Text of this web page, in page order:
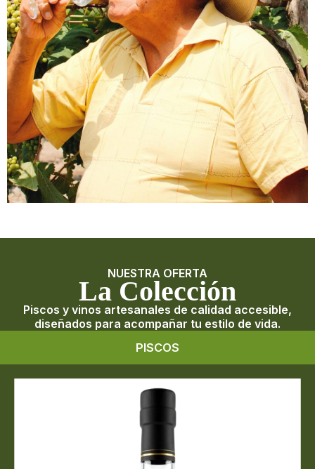
NUESTRA OFERTA
La Colección
Piscos y vinos artesanales de calidad accesible,
diseñados para acompañar tu estilo de vida.
PISCOS